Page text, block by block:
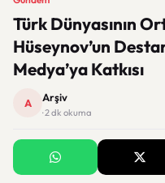
Türk Dünyasının
Hüseynov’un
Medya’ya Katkısı
A Arşiv
· 2 dk okuma